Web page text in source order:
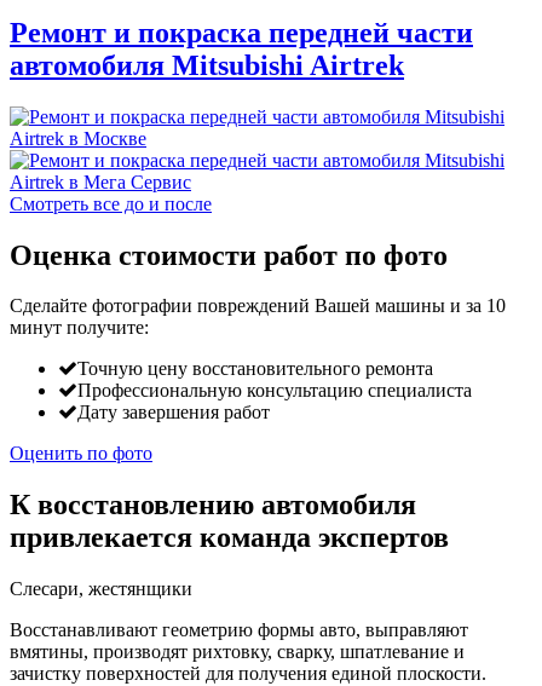
Ремонт и покраска передней части
автомобиля Mitsubishi Airtrek
Смотреть все до и после
Оценка стоимости работ по фото
Сделайте фотографии повреждений Вашей машины и за 10
минут получите:
Точную цену восстановительного ремонта
Профессиональную консультацию специалиста
Дату завершения работ
Оценить по фото
К восстановлению автомобиля
привлекается команда экспертов
Слесари, жестянщики
Восстанавливают геометрию формы авто, выправляют
вмятины, производят рихтовку, сварку, шпатлевание и
зачистку поверхностей для получения единой плоскости.